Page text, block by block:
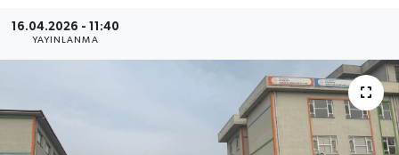
16.04.2026 - 11:40
YAYINLANMA
Kültür Sanat
Son Dakika Haberleri